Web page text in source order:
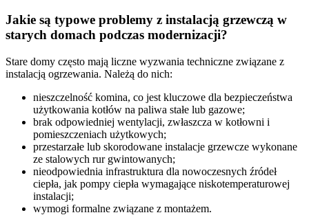
Jakie są typowe problemy z instalacją grzewczą w
starych domach podczas modernizacji?
Stare domy często mają liczne wyzwania techniczne związane z
instalacją ogrzewania. Należą do nich:
nieszczelność komina, co jest kluczowe dla bezpieczeństwa
użytkowania kotłów na paliwa stałe lub gazowe;
brak odpowiedniej wentylacji, zwłaszcza w kotłowni i
pomieszczeniach użytkowych;
przestarzałe lub skorodowane instalacje grzewcze wykonane
ze stalowych rur gwintowanych;
nieodpowiednia infrastruktura dla nowoczesnych źródeł
ciepła, jak pompy ciepła wymagające niskotemperaturowej
instalacji;
wymogi formalne związane z montażem.